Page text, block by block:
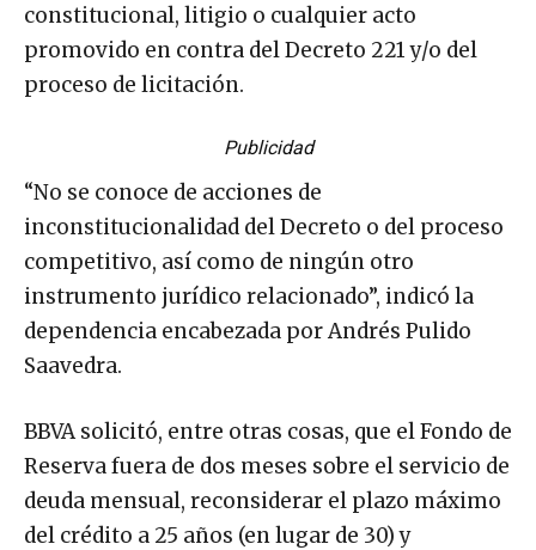
constitucional, litigio o cualquier acto
promovido en contra del Decreto 221 y/o del
proceso de licitación.
Publicidad
“No se conoce de acciones de
inconstitucionalidad del Decreto o del proceso
competitivo, así como de ningún otro
instrumento jurídico relacionado”, indicó la
dependencia encabezada por Andrés Pulido
Saavedra.
BBVA solicitó, entre otras cosas, que el Fondo de
Reserva fuera de dos meses sobre el servicio de
deuda mensual, reconsiderar el plazo máximo
del crédito a 25 años (en lugar de 30) y